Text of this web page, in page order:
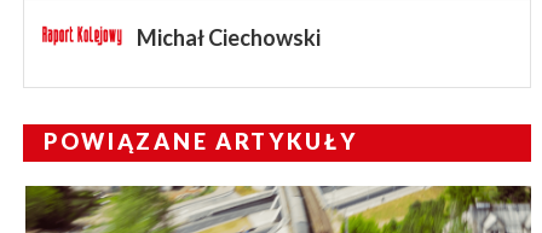
Michał Ciechowski
POWIĄZANE ARTYKUŁY